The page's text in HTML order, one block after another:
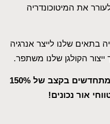
לעורר את המיטוכונדריה
בתאים שלנו לייצר אנרגיה
הקולגן שלנו משתפר.
מחקרים מראים כי תאי העור מתחדשים בקצב של 150%